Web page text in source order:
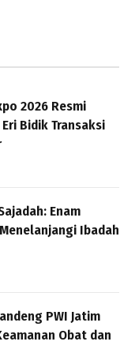
2026 Resmi
Bidik Transaksi
Enam
Ibadah
PWI Jatim
Obat dan